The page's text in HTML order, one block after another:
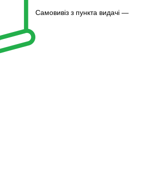
Самовивіз з пункта видачі —